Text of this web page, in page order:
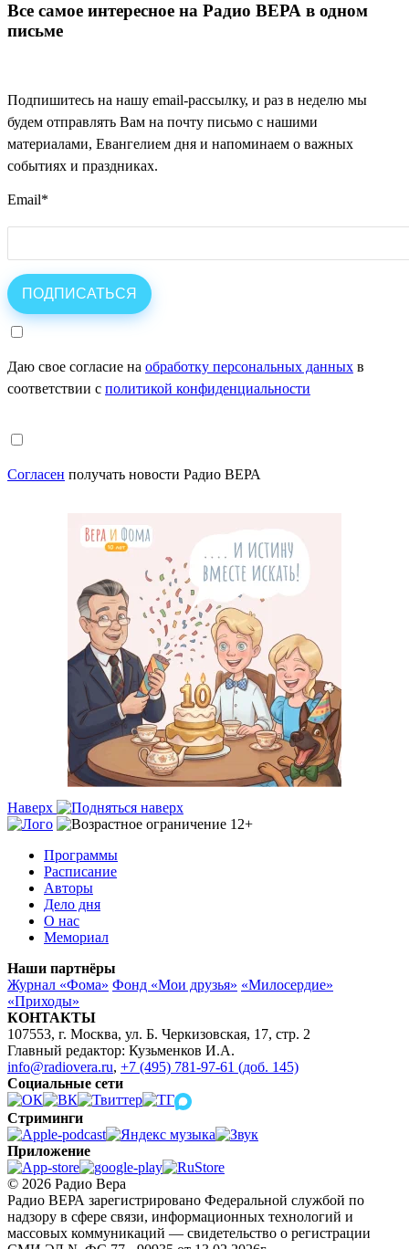
Все самое интересное на Радио ВЕРА в одном
письме
Подпишитесь на нашу email-рассылку, и раз в неделю мы
будем отправлять Вам на почту письмо с нашими
материалами, Евангелием дня и напоминаем о важных
событиях и праздниках.
Email*
Даю свое согласие на обработку персональных данных в
соответствии с политикой конфиденциальности
Согласен получать новости Радио ВЕРА
Наверх
Программы
Расписание
Авторы
Дело дня
О нас
Мемориал
Наши партнёры
Журнал «Фома» Фонд «Мои друзья» «Милосердие»
«Приходы»
КОНТАКТЫ
107553, г. Москва, ул. Б. Черкизовская, 17, стр. 2
Главный редактор: Кузьменков И.А.
info@radiovera.ru, +7 (495) 781-97-61 (доб. 145)
Социальные сети
Стриминги
Приложение
© 2026 Радио Вера
Радио ВЕРА зарегистрировано Федеральной службой по
надзору в сфере связи, информационных технологий и
массовых коммуникаций — свидетельство о регистрации